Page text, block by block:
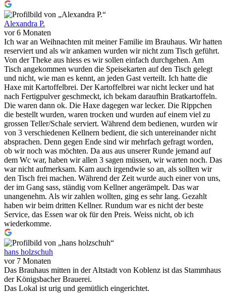
Alexandra P.
vor 6 Monaten
Ich war an Weihnachten mit meiner Familie im Brauhaus. Wir hatten
reserviert und als wir ankamen wurden wir nicht zum Tisch geführt.
Von der Theke aus hiess es wir sollen einfach durchgehen. Am
Tisch angekommen wurden die Speisekarten auf den Tisch gelegt
und nicht, wie man es kennt, an jeden Gast verteilt. Ich hatte die
Haxe mit Kartoffelbrei. Der Kartoffelbrei war nicht lecker und hat
nach Fertigpulver geschmeckt, ich bekam daraufhin Bratkartoffeln.
Die waren dann ok. Die Haxe dagegen war lecker. Die Rippchen
die bestellt wurden, waren trocken und wurden auf einem viel zu
grossen Teller/Schale serviert. Während dem bedienen, wurden wir
von 3 verschiedenen Kellnern bedient, die sich untereinander nicht
absprachen. Denn gegen Ende sind wir mehrfach gefragt worden,
ob wir noch was möchten. Da aus aus unserer Runde jemand auf
dem Wc war, haben wir allen 3 sagen müssen, wir warten noch. Das
war nicht aufmerksam. Kam auch irgendwie so an, als sollten wir
den Tisch frei machen. Während der Zeit wurde auch einer von uns,
der im Gang sass, ständig vom Kellner angerämpelt. Das war
unangenehm. Als wir zahlen wollten, ging es sehr lang. Gezahlt
haben wir beim dritten Kellner. Rundum war es nicht der beste
Service, das Essen war ok für den Preis. Weiss nicht, ob ich
wiederkomme.
hans holzschuh
vor 7 Monaten
Das Brauhaus mitten in der Altstadt von Koblenz ist das Stammhaus
der Königsbacher Brauerei.
Das Lokal ist urig und gemütlich eingerichtet.